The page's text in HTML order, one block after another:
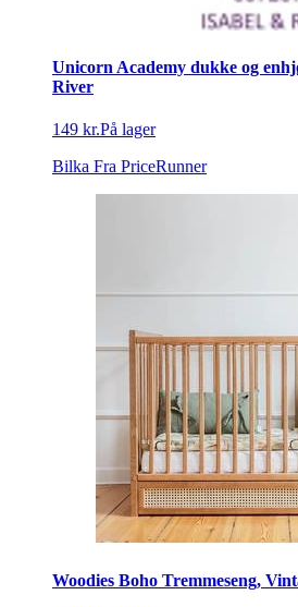
Unicorn Academy dukke og
River
149 kr.På lager
Bilka Fra PriceRunner
Woodies Boho Tremmeseng,